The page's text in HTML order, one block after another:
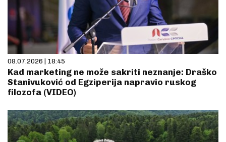
08.07.2026 | 18:45
Kad marketing ne može sakriti neznanje: Draško
Stanivuković od Egziperija napravio ruskog
filozofa (VIDEO)